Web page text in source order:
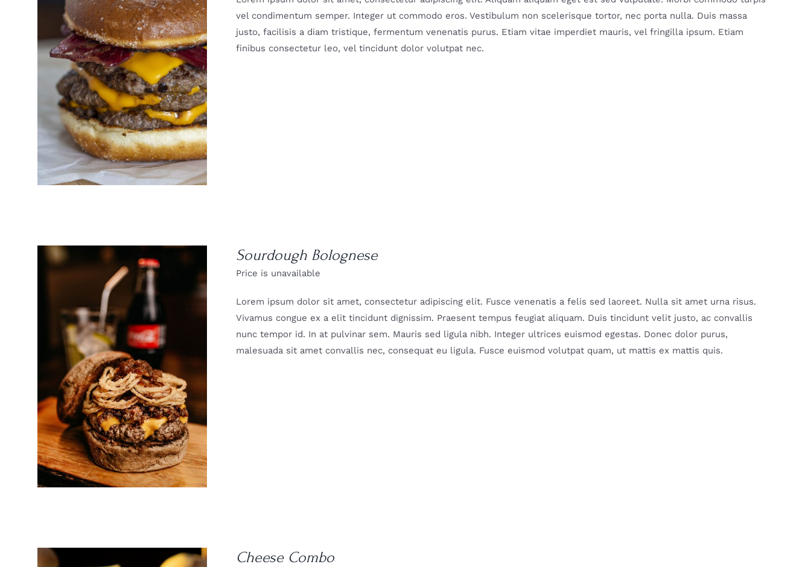
DETAILS
vel condimentum semper. Integer ut commodo eros. Vestibulum non scelerisque tortor, nec porta nulla. Duis massa
justo, facilisis a diam tristique, fermentum venenatis purus. Etiam vitae imperdiet mauris, vel fringilla ipsum. Etiam
finibus consectetur leo, vel tincidunt dolor volutpat nec.
DETAILS
Sourdough Bolognese
Price is unavailable
Lorem ipsum dolor sit amet, consectetur adipiscing elit. Fusce venenatis a felis sed laoreet. Nulla sit amet urna risus.
Vivamus congue ex a elit tincidunt dignissim. Praesent tempus feugiat aliquam. Duis tincidunt velit justo, ac convallis
nunc tempor id. In at pulvinar sem. Mauris sed ligula nibh. Integer ultrices euismod egestas. Donec dolor purus,
malesuada sit amet convallis nec, consequat eu ligula. Fusce euismod volutpat quam, ut mattis ex mattis quis.
Cheese Combo